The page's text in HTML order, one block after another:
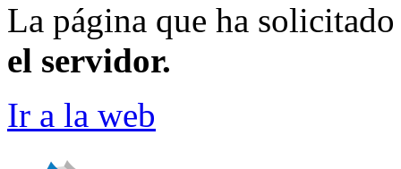
La página que ha
el servidor.
Ir a la web